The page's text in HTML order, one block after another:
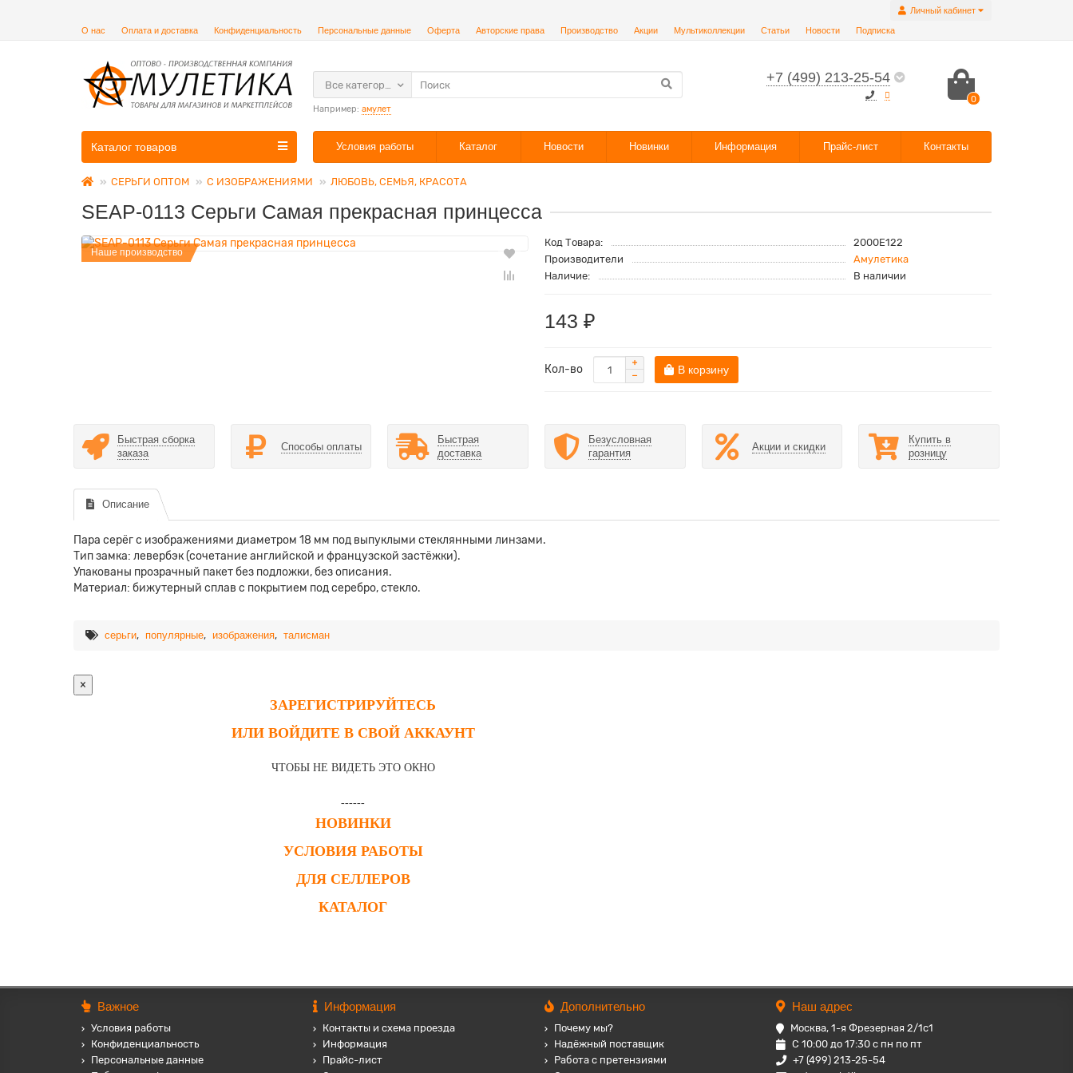
Личный кабинет
О нас Оплата и доставка Конфиденциальность Персональные данные Оферта Авторские права Производство Акции Мультиколлекции Статьи Новости Подписка
+7 (499) 213-25-54
0
Все категории
Например: амулет
Каталог товаров Условия работы Каталог Новости Новинки Информация Прайс-лист Контакты
СЕРЬГИ ОПТОМ С ИЗОБРАЖЕНИЯМИ ЛЮБОВЬ, СЕМЬЯ, КРАСОТА
SEAP-0113 Серьги Самая прекрасная принцесса
Наше производство
Код Товара:
2000E122
Производители
Амулетика
Наличие:
В наличии
143 ₽
Кол-во В корзину
Быстрая сборка
заказа
Способы оплаты
Быстрая
доставка
Безусловная
гарантия
Акции и скидки
Купить в
розницу
Описание
Пара серёг с изображениями диаметром 18 мм под выпуклыми стеклянными линзами.
Тип замка: левербэк (сочетание английской и французской застёжки).
Упакованы прозрачный пакет без подложки, без описания.
Материал: бижутерный сплав с покрытием под серебро, стекло.
серьги, популярные, изображения, талисман
×
ЗАРЕГИСТРИРУЙТЕСЬ
ИЛИ ВОЙДИТЕ В СВОЙ АККАУНТ
ЧТОБЫ НЕ ВИДЕТЬ ЭТО ОКНО
------
НОВИНКИ
УСЛОВИЯ РАБОТЫ
ДЛЯ СЕЛЛЕРОВ
КАТАЛОГ
Важное
Условия работы
Конфиденциальность
Персональные данные
Информация
Контакты и схема проезда
Информация
Прайс-лист
Дополнительно
Почему мы?
Надёжный поставщик
Работа с претензиями
Наш адрес
Москва, 1-я Фрезерная 2/1с1
С 10:00 до 17:30 с пн по пт
+7 (499) 213-25-54